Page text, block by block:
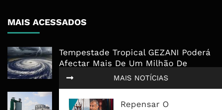
MAIS NOTÍCIAS
Repensar O
MAIS ACESSADOS
Tempestade Tropical GEZANI Poderá
Afectar Mais De Um Milhão De
Pessoas No Centro E Sul ...
Governo admite nova operadora